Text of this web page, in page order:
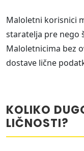
Maloletni korisnici
staratelja pre nego
Maloletnicima bez
dostave lične
KOLIKO
LIČNOSTI?